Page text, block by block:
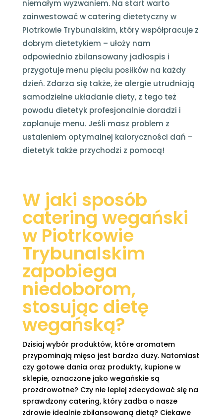
niemałym wyzwaniem. Na start warto
zainwestować w catering dietetyczny w
Piotrkowie Trybunalskim, który współpracuje z
dobrym dietetykiem – ułoży nam
odpowiednio zbilansowany jadłospis i
przygotuje menu pięciu posiłków na każdy
dzień. Zdarza się także, że alergie utrudniają
samodzielne układanie diety, z tego też
powodu dietetyk profesjonalnie doradzi i
zaplanuje menu. Jeśli masz problem z
ustaleniem optymalnej kaloryczności dań –
dietetyk także przychodzi z pomocą!
W jaki sposób
catering wegański
w Piotrkowie
Trybunalskim
zapobiega
niedoborom,
stosując dietę
wegańską?
Dzisiaj wybór produktów, które aromatem
przypominają mięso jest bardzo duży. Natomiast
czy gotowe dania oraz produkty, kupione w
sklepie, oznaczone jako wegańskie są
prozdrowotne? Czy nie lepiej zdecydować się na
sprawdzony catering, który zadba o nasze
zdrowie idealnie zbilansowaną dietą? Ciekawe